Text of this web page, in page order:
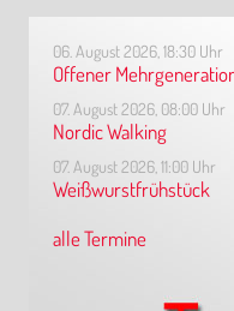
06. August 2026, 18:30 Uhr
Offener
07. August 2026, 08:00 Uhr
Nordic Walking
07. August 2026, 11:00 Uhr
Weißwurstfrühstück
alle Termine